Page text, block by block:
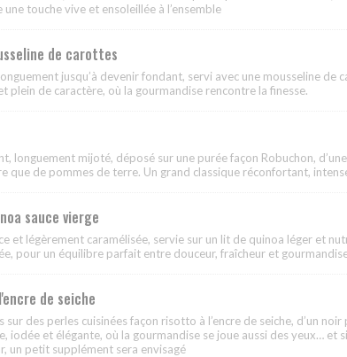
touche vive et ensoleillée à l’ensemble
de carottes
jusqu’à devenir fondant, servi avec une mousseline de
plein de caractère, où la gourmandise rencontre la finesse.
longuement mijoté, déposé sur une purée façon Robuchon,
que de pommes de terre. Un grand classique réconfortant,
sauce vierge
et légèrement caramélisée, servie sur un lit de quinoa léger et
pour un équilibre parfait entre douceur, fraîcheur et
de seiche
sur des perles cuisinées façon risotto à l’encre de seiche, d’un
iodée et élégante, où la gourmandise se joue aussi des yeux… et
un petit supplément sera envisagé